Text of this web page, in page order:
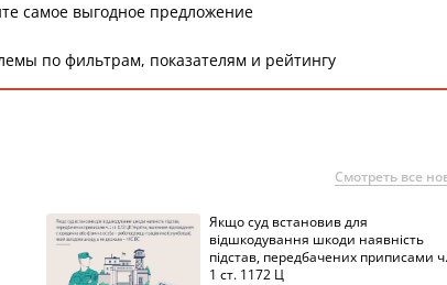
самое выгодное предложение
по фильтрам, показателям и рейтингу
Смотреть все
Якщо суд встановив для
відшкодування шкоди наявність
підстав, передбачених приписами ч.
1 ст. 1172 Ц